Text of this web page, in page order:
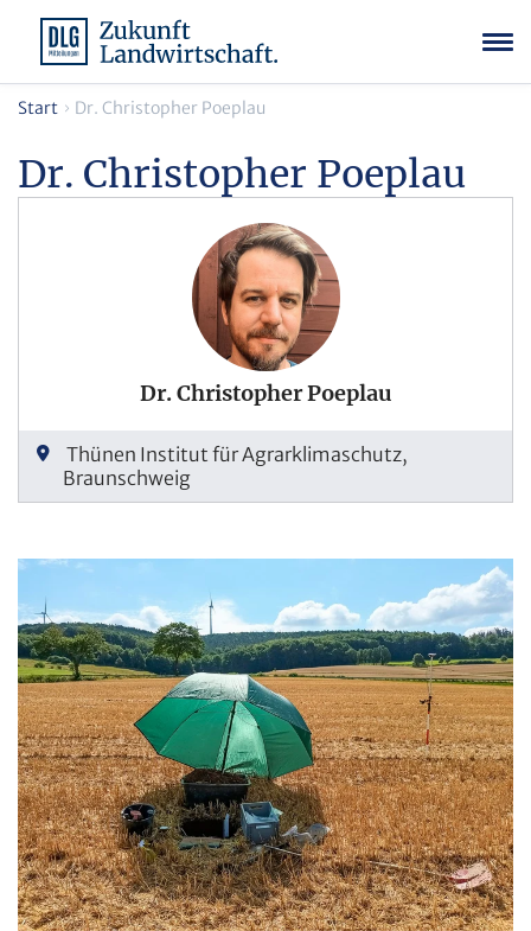
Start Dr. Christopher Poeplau
Dr. Christopher Poeplau
Dr. Christopher Poeplau
Thünen Institut für Agrarklimaschutz,
Braunschweig